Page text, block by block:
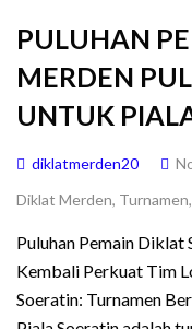
PULUHAN
MERDEN
UNTUK
diklatmerden20
Diklat Merden, Turnamen,
Puluhan Pemain
Kembali Perkuat Tim
Soeratin: Turnamen